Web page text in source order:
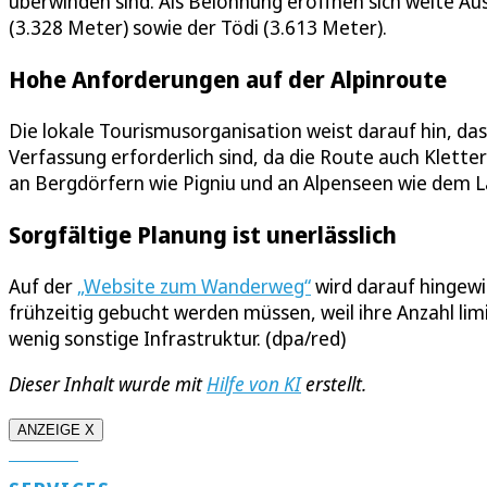
(3.328 Meter) sowie der Tödi (3.613 Meter).
Hohe Anforderungen auf der Alpinroute
Die lokale Tourismusorganisation weist darauf hin,
Verfassung erforderlich sind, da die Route auch
an Bergdörfern wie Pigniu und an Alpenseen wie dem
Sorgfältige Planung ist unerlässlich
Auf der „Website zum Wanderweg“wird darauf
frühzeitig gebucht werden müssen, weil ihre Anzahl
wenig sonstige Infrastruktur. (dpa/red)
Dieser Inhalt wurde mitHilfe von KIerstellt.
ANZEIGE X